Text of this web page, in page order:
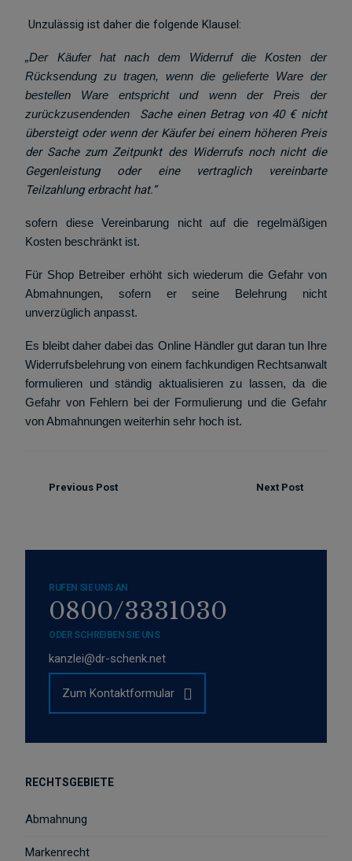
Unzulässig ist daher die folgende Klausel:
„Der Käufer hat nach dem Widerruf die Kosten der
Rücksendung zu tragen, wenn die gelieferte Ware der
bestellen Ware entspricht und wenn der Preis der
zurückzusendenden Sache einen Betrag von 40 € nicht
übersteigt oder wenn der Käufer bei einem höheren Preis
der Sache zum Zeitpunkt des Widerrufs noch nicht die
Gegenleistung oder eine vertraglich vereinbarte
Teilzahlung erbracht hat.“
sofern diese Vereinbarung nicht auf die regelmäßigen
Kosten beschränkt ist.
Für Shop Betreiber erhöht sich wiederum die Gefahr von
Abmahnungen, sofern er seine Belehrung nicht
unverzüglich anpasst.
Es bleibt daher dabei das Online Händler gut daran tun Ihre
Widerrufsbelehrung von einem fachkundigen Rechtsanwalt
formulieren und ständig aktualisieren zu lassen, da die
Gefahr von Fehlern bei der Formulierung und die Gefahr
von Abmahnungen weiterhin sehr hoch ist.
Previous Post Next Post
RUFEN SIE UNS AN
0800/3331030
ODER SCHREIBEN SIE UNS
kanzlei@dr-schenk.net
Zum Kontaktformular
RECHTSGEBIETE
Abmahnung
Markenrecht